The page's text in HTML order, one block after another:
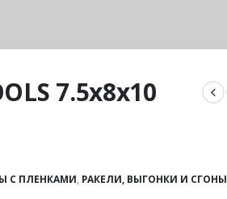
7.5х8х10
С ПЛЕНКАМИ, РАКЕЛИ, ВЫГОНКИ И СГОНЫ